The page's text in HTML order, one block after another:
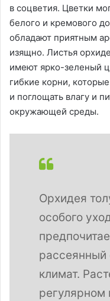
в соцветия. Цветки
белого и кремового
обладают приятным
изящно. Листья
имеют ярко-зеленый
гибкие корни,
и поглощать влагу и
окружающей среды.
Орхидея
особого
рассеянный
климат.
регулярном